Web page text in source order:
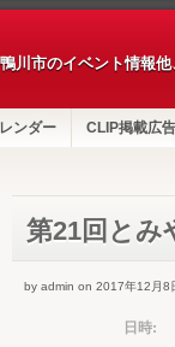
川市のイベント情報
ンダー CLIP掲載広告
第21回とみ
by admin on 2017年12月8
日時: